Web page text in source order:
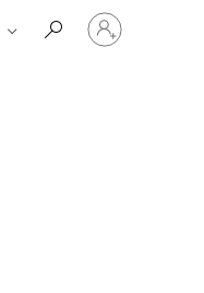
Přihlaste
se